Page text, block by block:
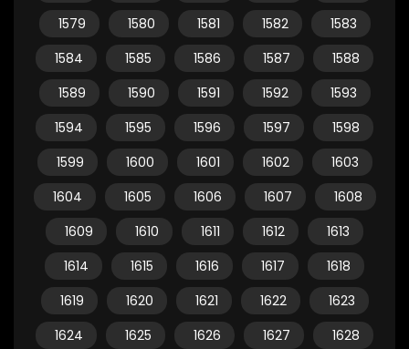
1579
1580 1581 1582
1583
1584
1585 1586 1587
1588
1589
1590 1591 1592
1593
1594
1595 1596 1597
1598
1599
1600 1601 1602
1603
1604
1605 1606 1607
1608
1609
1610 1611 1612
1613
1614
1615 1616 1617
1618
1619
1620 1621 1622
1623
1624
1625 1626 1627
1628